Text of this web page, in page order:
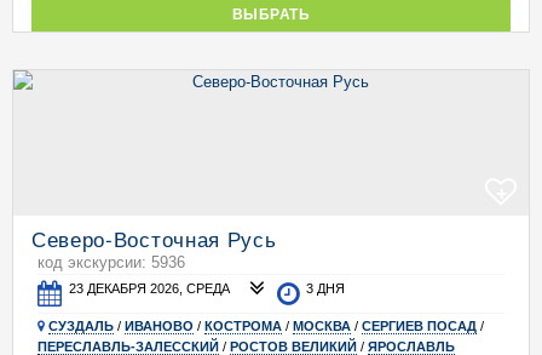
ВЫБРАТЬ
Северо-Восточная Русь
код экскурсии: 5936
23 ДЕКАБРЯ 2026, СРЕДА 3 ДНЯ
СУЗДАЛЬ / ИВАНОВО / КОСТРОМА / МОСКВА / СЕРГИЕВ ПОСАД /
ПЕРЕСЛАВЛЬ-ЗАЛЕССКИЙ / РОСТОВ ВЕЛИКИЙ / ЯРОСЛАВЛЬ